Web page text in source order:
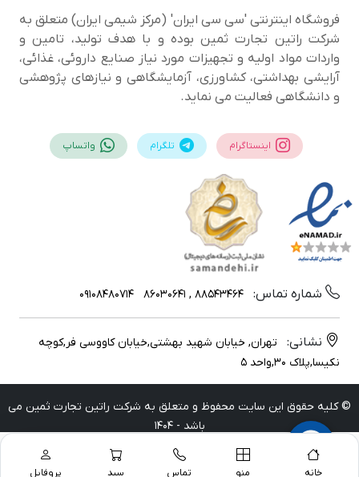
خانه منو تماس سبد پروفایل
فروشگاه اینترنتی 'سی سی ایران' (مرکز شیمی ایران) متعلق به
شرکت راتین تجارت ثمین بوده و با هدف تولید، تامین و
واردات مواد اولیه و تجهیزات مورد نیاز صنایع داروئی، غذائی،
آرایشی بهداشتی، کشاورزی، آزمایشگاهی و نیازهای پژوهشی
و دانشگاهی فعالیت می نماید.
اینستاگرام تلگرام واتساپ
شماره تماس: 88543464 , 86030641
09108480714
نشانی:
تهران, خیابان شهید بهشتی,خیابان کاووسی فر,کوچه
نکیسا,پلاک 30,واحد 5
© کلیه حقوق این سایت محفوظ و متعلق به شرکت راتین تجارت ثمین می
باشد - 1404